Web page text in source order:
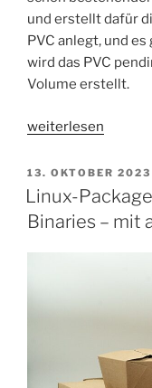
und erstellt dafür
PVC anlegt, und
wird das PVC
Volume erstellt.
„Kubernetes
Persistent
Volumes
mit
virtio-
Disks“
weiterlesen
VERÖFFENTLICHT
AM
13. OKTOBER 2023
Linux-
Binaries – mit